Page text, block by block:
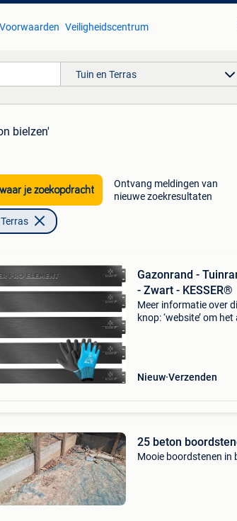
Voorwaarden Veiligheidscentrum
Tuin en Terras
bielzen'
je zoekopdracht
Ontvang meldingen van
nieuwe zoekresultaten
Gazonrand -
- Zwart - KESSER®
Meer informatie over
knop: ‘website’ om
Nieuw Verzenden
25 beton
Mooie boordstenen in